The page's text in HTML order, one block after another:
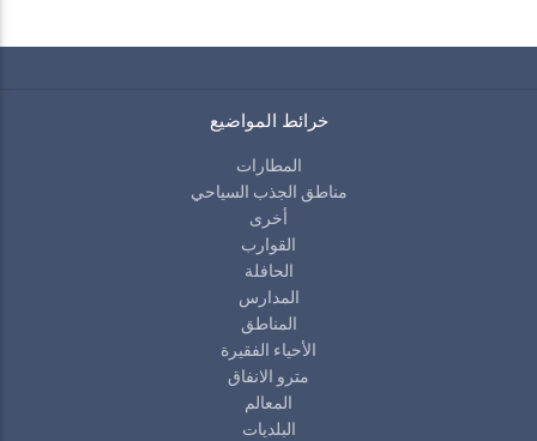
خرائط المواضيع
المطارات
مناطق الجذب السياحي
أخرى
القوارب
الحافلة
المدارس
المناطق
الأحياء الفقيرة
مترو الانفاق
المعالم
البلديات